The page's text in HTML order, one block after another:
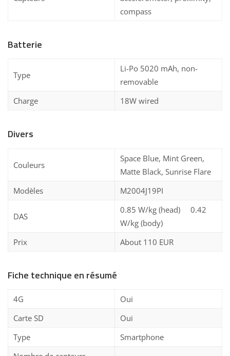
compass
Batterie
Type
Li-Po 5020 mAh, non-
removable
Charge
18W wired
Divers
Couleurs
Space Blue, Mint Green,
Matte Black, Sunrise Flare
Modèles
M2004J19PI
DAS
0.85 W/kg (head) 0.42
W/kg (body)
Prix
About 110 EUR
Fiche technique en résumé
4G
Oui
Carte SD
Oui
Type
Smartphone